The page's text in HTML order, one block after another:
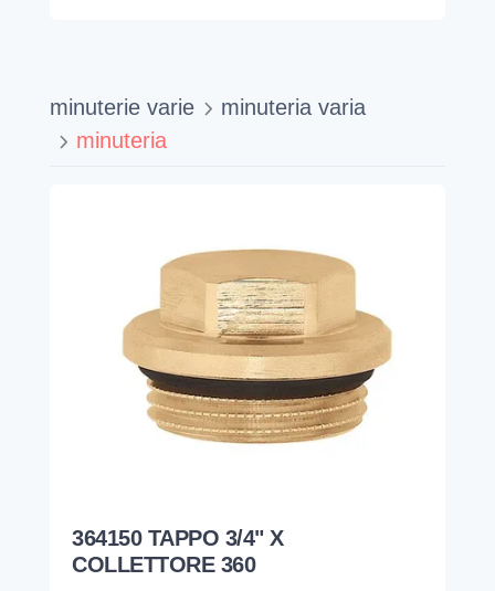
minuterie varie
minuteria varia
minuteria
364150 TAPPO 3/4" X
COLLETTORE 360